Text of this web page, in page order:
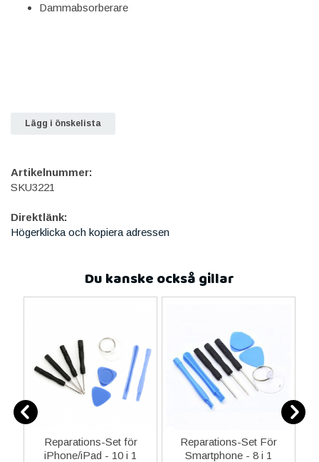
Dammabsorberare
Lägg i önskelista
Artikelnummer:
SKU3221
Direktlänk:
Högerklicka och kopiera adressen
Du kanske också gillar
Reparations-Set för
iPhone/iPad - 10 i 1
Reparations-Set För
Smartphone - 8 i 1